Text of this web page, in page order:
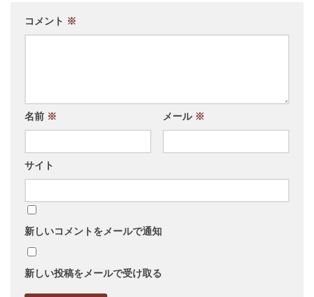
コメント ※
名前 ※ メール ※
サイト
新しいコメントをメールで通知
新しい投稿をメールで受け取る